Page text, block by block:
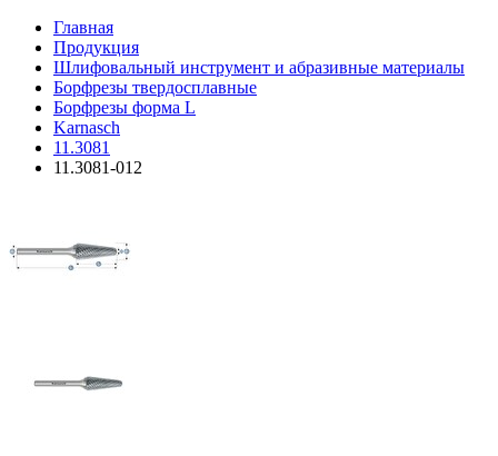
Главная
Продукция
Шлифовальный инструмент и абразивные материалы
Борфрезы твердосплавные
Борфрезы форма L
Karnasch
11.3081
11.3081-012